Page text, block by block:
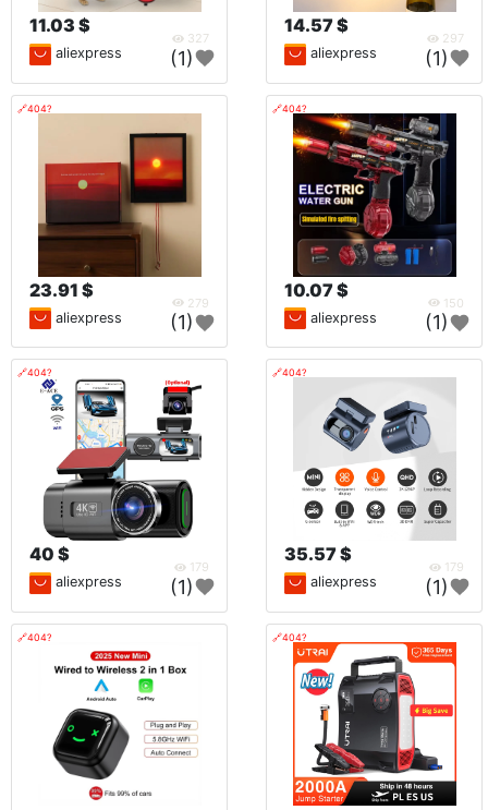
11.03 $
327
aliexpress (1)
14.57 $
297
aliexpress (1)
🔗404?
23.91 $
279
aliexpress (1)
🔗404?
10.07 $
150
aliexpress (1)
🔗404?
40 $
179
aliexpress (1)
🔗404?
35.57 $
179
aliexpress (1)
🔗404? 🔗404?